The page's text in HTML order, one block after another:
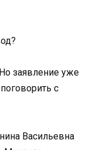
заявление уже
с
Васильевна